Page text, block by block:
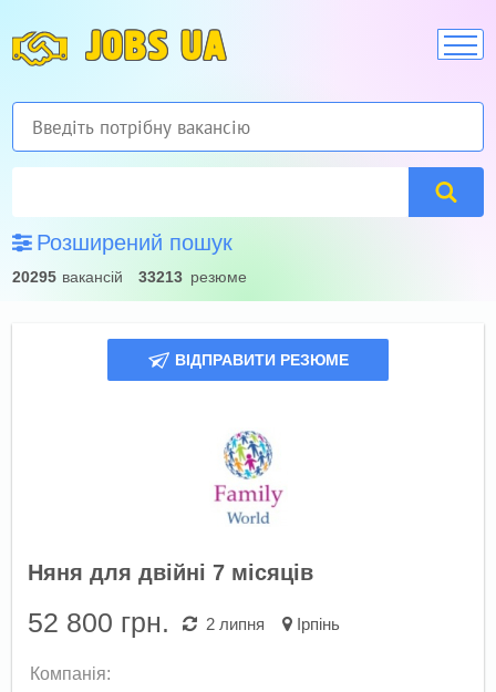
JOBS UA
Розширений пошук
20295 вакансій 33213 резюме
ВІДПРАВИТИ РЕЗЮМЕ
Няня для двійні 7 місяців
52 800 грн. 2 липня Ірпінь
Компанія: